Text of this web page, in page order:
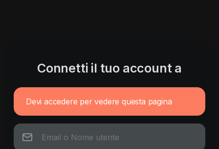
Connetti il tuo account a
Devi accedere per vedere questa pagina